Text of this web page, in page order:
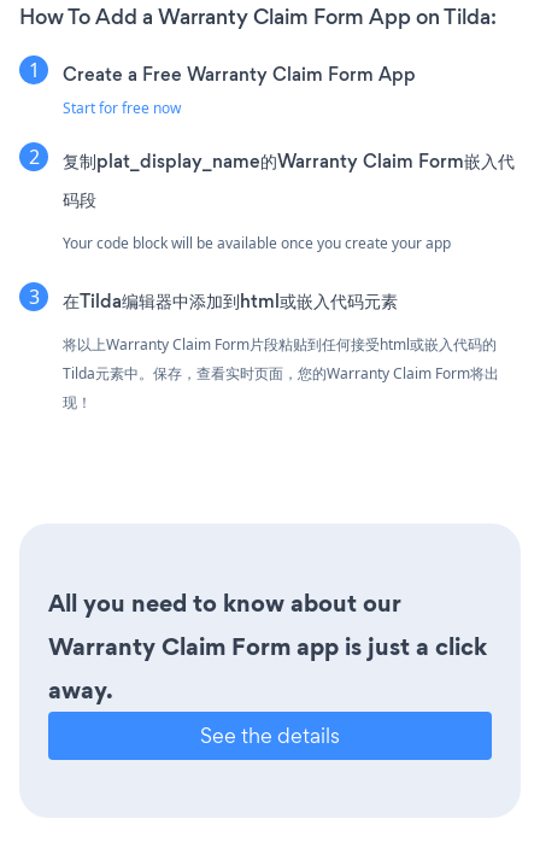
How To Add a Warranty Claim Form App on Tilda:
Create a Free Warranty Claim Form App
Start for free now
复制plat_display_name的Warranty Claim Form嵌入代
码段
Your code block will be available once you create your app
在Tilda编辑器中添加到html或嵌入代码元素
将以上Warranty Claim Form片段粘贴到任何接受html或嵌入代码的
Tilda元素中。保存，查看实时页面，您的Warranty Claim Form将出
现！
All you need to know about our
Warranty Claim Form app is just a click
away.
See the details